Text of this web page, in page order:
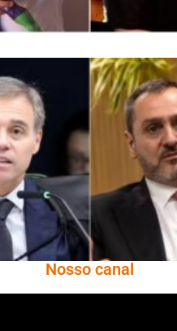
Superintendentes Da
Polícia Federal
Manifestam Apoio
Ao Diretor-Geral Em
Meio A Tensão Com
O STF
Nosso canal